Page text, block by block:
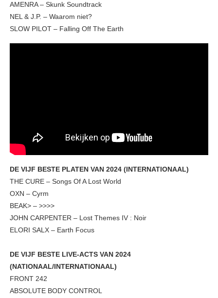
AMENRA – Skunk Soundtrack
NEL & J.P. – Waarom niet?
SLOW PILOT – Falling Off The Earth
DE VIJF BESTE PLATEN VAN 2024 (INTERNATIONAAL)
THE CURE – Songs Of A Lost World
OXN – Cyrm
BEAK> – >>>>
JOHN CARPENTER – Lost Themes IV : Noir
ELORI SALX – Earth Focus
DE VIJF BESTE LIVE-ACTS VAN 2024
(NATIONAAL/INTERNATIONAAL)
FRONT 242
ABSOLUTE BODY CONTROL